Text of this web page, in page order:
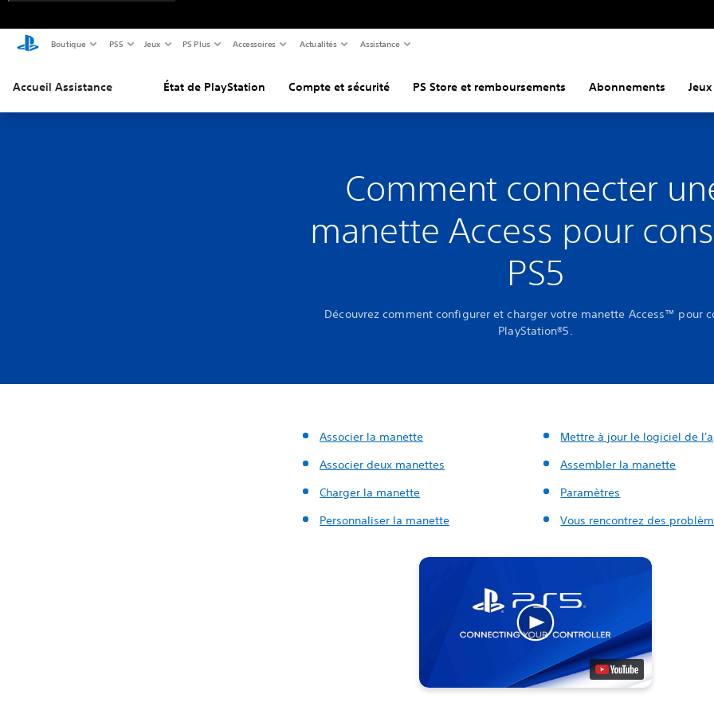
Boutique PS5 Jeux PS Plus Accessoires Actualités Assistance
Accueil Assistance État de PlayStation Compte et sécurité PS Store et remboursements Abonnements Jeux
Comment connecter
manette Access pour
PS5
Découvrez comment configurer et charger votre manette Access™ pour
PlayStation®5.
Associer la manette
Associer deux manettes
Charger la manette
Personnaliser la manette
Mettre à jour le logiciel de
Assembler la manette
Paramètres
Vous rencontrez des